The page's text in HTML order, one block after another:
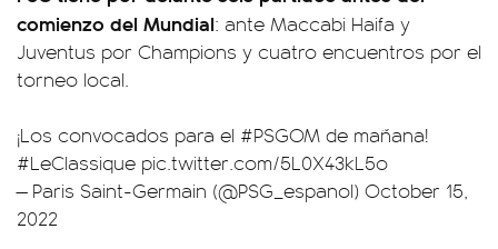
comienzo del Mundial: ante Maccabi Haifa y
Juventus por Champions y cuatro encuentros por el
torneo local.
¡Los convocados para el #PSGOM de mañana!
#LeClassique pic.twitter.com/5L0X43kL5o
— Paris Saint-Germain (@PSG_espanol) October 15,
2022